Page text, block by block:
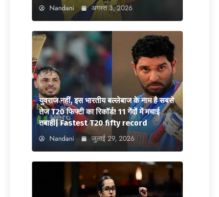
Nandani अगस्त 3, 2026
युवराज नहीं, इस भारतीय बल्लेबाज के नाम है सबसे
तेज T20 फिफ्टी का रिकॉर्ड! 11 गेंदों में मचाई
तबाही| Fastest T20 fifty record
Nandani जुलाई 29, 2026